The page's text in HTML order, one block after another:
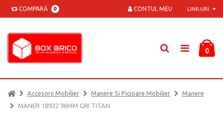
COMPARĂ 0 LINK-URI
CONTUL MEU
0
Accesorii Mobilier Manere Si Picioare Mobilier
Manere
MANER 18932 96MM GRI TITAN